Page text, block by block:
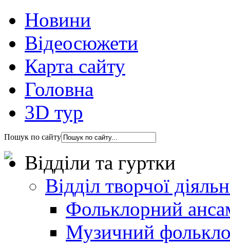
Новини
Відеосюжети
Карта сайту
Головна
3D тур
Пошук по сайту
Відділи та гуртки
Відділ творчої
Фольклорний
Музичний